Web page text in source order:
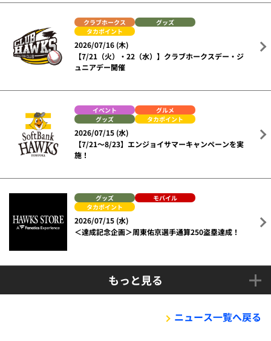
クラブホークス
グッズ
タカポイント
2026/07/16 (木)
【7/21（火）・22（水）】クラブホークスデー・ジ
ュニアデー開催
イベント
グルメ
グッズ
タカポイント
2026/07/15 (水)
【7/21～8/23】エンジョイサマーキャンペーンを実
施！
グッズ
モバイル
タカポイント
2026/07/15 (水)
＜達成記念企画＞周東佑京選手通算250盗塁達成！
もっと見る
ニュース一覧へ戻る